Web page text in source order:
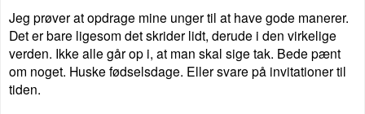
Jeg prøver at opdrage mine unger til at have gode manerer.
Det er bare ligesom det skrider lidt, derude i den virkelige
verden. Ikke alle går op i, at man skal sige tak. Bede pænt
om noget. Huske fødselsdage. Eller svare på invitationer til
tiden.